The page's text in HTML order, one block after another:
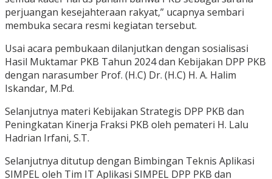
perjuangan kesejahteraan rakyat,” ucapnya sembari
membuka secara resmi kegiatan tersebut.
Usai acara pembukaan dilanjutkan dengan sosialisasi
Hasil Muktamar PKB Tahun 2024 dan Kebijakan DPP PKB
dengan narasumber Prof. (H.C) Dr. (H.C) H. A. Halim
Iskandar, M.Pd.
Selanjutnya materi Kebijakan Strategis DPP PKB dan
Peningkatan Kinerja Fraksi PKB oleh pemateri H. Lalu
Hadrian Irfani, S.T.
Selanjutnya ditutup dengan Bimbingan Teknis Aplikasi
SIMPEL oleh Tim IT Aplikasi SIMPEL DPP PKB dan